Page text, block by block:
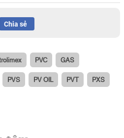
Chia sẻ
PVC GAS
PVS PV OIL PVT PXS